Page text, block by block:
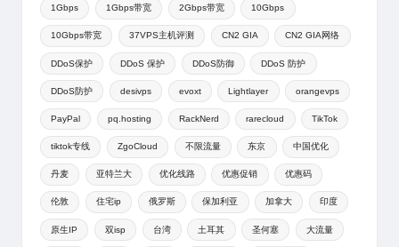
1Gbps 1Gbps带宽 2Gbps带宽 10Gbps
10Gbps带宽 37VPS主机评测 CN2 GIA CN2 GIA网络
DDoS保护 DDoS 保护 DDoS防御 DDoS 防护
DDoS防护 desivps evoxt Lightlayer orangevps
PayPal pq.hosting RackNerd rarecloud TikTok
tiktok专线 ZgoCloud 不限流量 东京 中国优化
丹麦 亚特兰大 优化线路 优惠促销 优惠码
伦敦 住宅ip 俄罗斯 保加利亚 加拿大 印度
原生IP 双isp 台湾 土耳其 圣何塞 大流量